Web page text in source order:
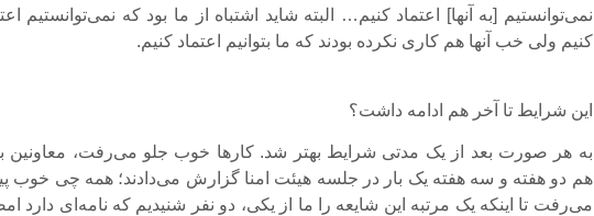
نمی‌توانستیم [به آنها] اعتماد کنیم… البته شاید اشتباه از ما بود که نمی‌توانستیم
کنیم ولی خب آنها هم کاری نکرده بودند که ما بتوانیم اعتماد کنیم.
این شرایط تا آخر هم ادامه داشت؟
به هر صورت بعد از یک مدتی شرایط بهتر شد. کارها خوب جلو می‌رفت، معاونین
هم دو هفته و سه هفته یک بار در جلسه هیئت امنا گزارش می‌دادند؛ همه چی خوب
می‌رفت تا اینکه یک مرتبه این شایعه را ما از یکی، دو نفر شنیدیم که نامه‌ای دارد